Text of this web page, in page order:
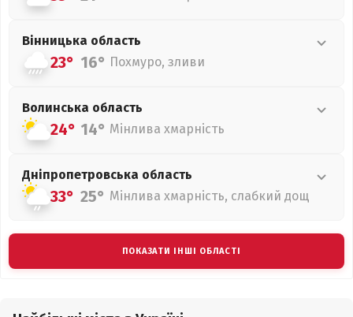
Вінницька область
23° 16° Похмуро, зливи
Волинська область
24° 14° Мінлива хмарність
Дніпропетровська область
33° 25° Мінлива хмарність, слабкий дощ
ПОКАЗАТИ ІНШІ ОБЛАСТІ